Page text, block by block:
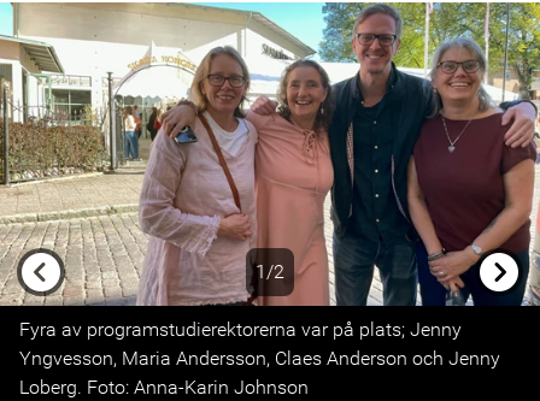
1/2
Fyra av programstudierektorerna var på plats; Jenny
Yngvesson, Maria Andersson, Claes Anderson och Jenny
Loberg. Foto: Anna-Karin Johnson